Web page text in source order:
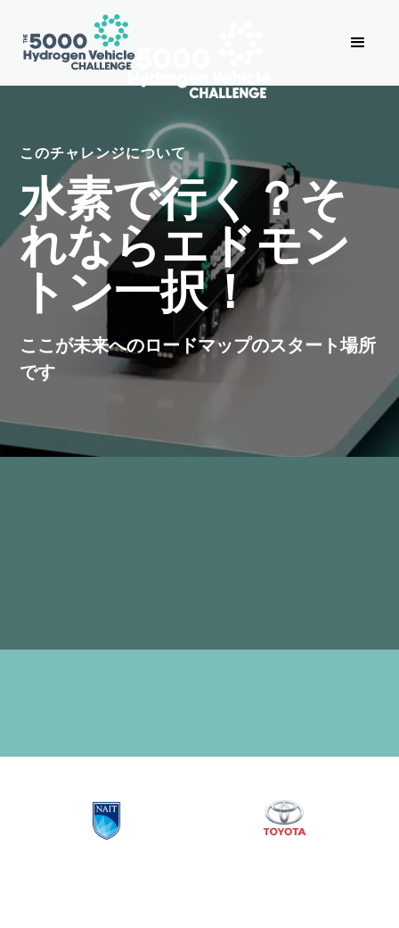
このチャレンジについて
水素で行く？そ
れならエドモン
トン一択！
ここが未来へのロードマップのスタート場所
です